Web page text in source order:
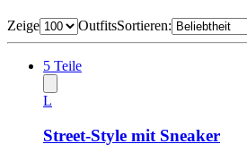
Zeige
OutfitsSortieren:
5 Teile
L
Street-Style mit Sneaker